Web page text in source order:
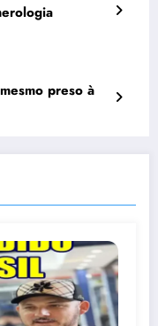
preso à